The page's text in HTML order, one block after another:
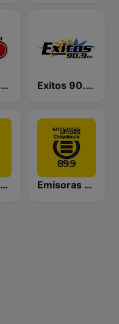
Radio Punto 90.5 FM Exitos 90.9 FM
Emisoras unidas Cobán 91.1 FM Emisoras unidas Chiquimula 89.9